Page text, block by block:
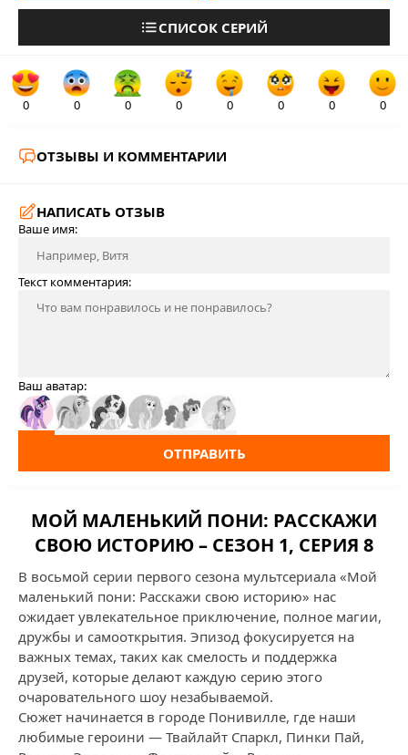
СПИСОК СЕРИЙ
0 0 0 0 0 0 0 0
ОТЗЫВЫ И КОММЕНТАРИИ
НАПИСАТЬ ОТЗЫВ
Ваше имя:
Текст комментария:
Ваш аватар:
ОТПРАВИТЬ
МОЙ МАЛЕНЬКИЙ ПОНИ: РАССКАЖИ
СВОЮ ИСТОРИЮ – СЕЗОН 1, СЕРИЯ 8
В восьмой серии первого сезона мультсериала «Мой
маленький пони: Расскажи свою историю» нас
ожидает увлекательное приключение, полное магии,
дружбы и самооткрытия. Эпизод фокусируется на
важных темах, таких как смелость и поддержка
друзей, которые делают каждую серию этого
очаровательного шоу незабываемой.
Сюжет начинается в городе Понивилле, где наши
любимые героини — Твайлайт Спаркл, Пинки Пай,